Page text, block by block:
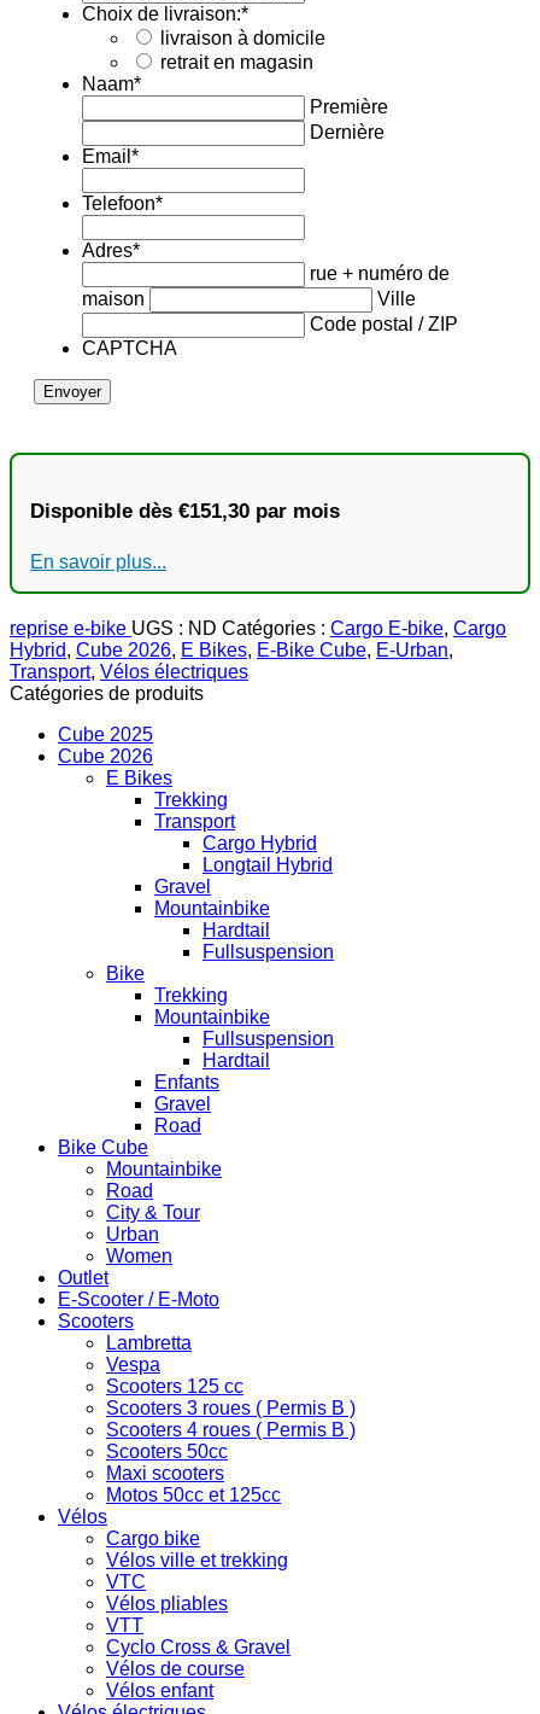
Choix de livraison:*
livraison à domicile
retrait en magasin
Naam*
Première
Dernière
Email *
Telefoon*
Adres*
rue + numéro de
maison
Ville
Code postal / ZIP
CAPTCHA
Disponible dès €151,30 par mois
En savoir plus...
reprise e-bike UGS : ND Catégories : Cargo E-bike, Cargo
Hybrid, Cube 2026, E Bikes, E-Bike Cube, E-Urban,
Transport, Vélos électriques
Catégories de produits
Cube 2025
Cube 2026
E Bikes
Trekking
Transport
Cargo Hybrid
Longtail Hybrid
Gravel
Mountainbike
Hardtail
Fullsuspension
Bike
Trekking
Mountainbike
Fullsuspension
Hardtail
Enfants
Gravel
Road
Bike Cube
Mountainbike
Road
City & Tour
Urban
Women
Outlet
E-Scooter / E-Moto
Scooters
Lambretta
Vespa
Scooters 125 cc
Scooters 3 roues ( Permis B )
Scooters 4 roues ( Permis B )
Scooters 50cc
Maxi scooters
Motos 50cc et 125cc
Vélos
Cargo bike
Vélos ville et trekking
VTC
Vélos pliables
VTT
Cyclo Cross & Gravel
Vélos de course
Vélos enfant